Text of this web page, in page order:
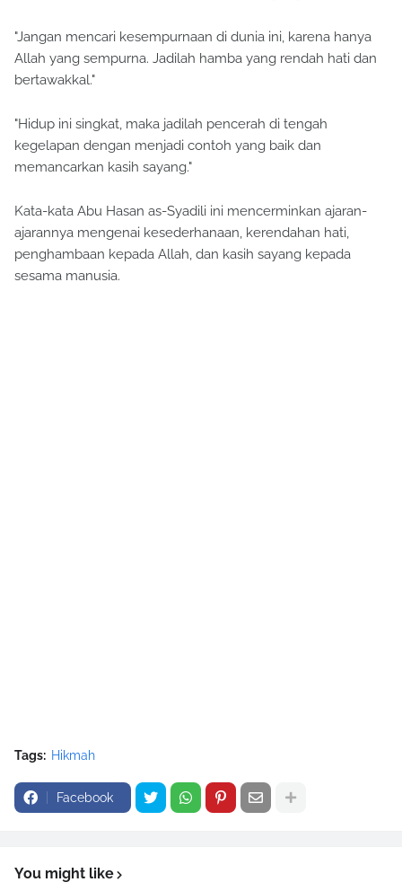
"Jangan mencari kesempurnaan di dunia ini, karena hanya
Allah yang sempurna. Jadilah hamba yang rendah hati dan
bertawakkal."
"Hidup ini singkat, maka jadilah pencerah di tengah
kegelapan dengan menjadi contoh yang baik dan
memancarkan kasih sayang."
Kata-kata Abu Hasan as-Syadili ini mencerminkan ajaran-
ajarannya mengenai kesederhanaan, kerendahan hati,
penghambaan kepada Allah, dan kasih sayang kepada
sesama manusia.
Tags: Hikmah
Facebook
You might like